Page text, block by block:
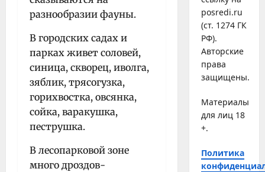
разнообразии фауны.
В городских садах и
парках живет соловей,
синица, скворец, иволга,
зяблик, трясогузка,
горихвостка, овсянка,
сойка, варакушка,
пеструшка.
В лесопарковой зоне
много дроздов-
posredi.ru
(ст. 1274 ГК
РФ).
Авторские
права
защищены.
Материалы
для лиц 18
+.
Политика